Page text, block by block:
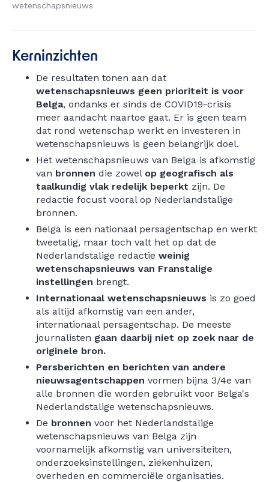
wetenschapsnieuws
Kerninzichten
De resultaten tonen aan dat
wetenschapsnieuws geen prioriteit is voor
Belga, ondanks er sinds de COVID19-crisis
meer aandacht naartoe gaat. Er is geen team
dat rond wetenschap werkt en investeren in
wetenschapsnieuws is geen belangrijk doel.
Het wetenschapsnieuws van Belga is afkomstig
van bronnen die zowel op geografisch als
taalkundig vlak redelijk beperkt zijn. De
redactie focust vooral op Nederlandstalige
bronnen.
Belga is een nationaal persagentschap en werkt
tweetalig, maar toch valt het op dat de
Nederlandstalige redactie weinig
wetenschapsnieuws van Franstalige
instellingen brengt.
Internationaal wetenschapsnieuws is zo goed
als altijd afkomstig van een ander,
internationaal persagentschap. De meeste
journalisten gaan daarbij niet op zoek naar de
originele bron.
Persberichten en berichten van andere
nieuwsagentschappen vormen bijna 3/4e van
alle bronnen die worden gebruikt voor Belga's
Nederlandstalige wetenschapsnieuws.
De bronnen voor het Nederlandstalige
wetenschapsnieuws van Belga zijn
voornamelijk afkomstig van universiteiten,
onderzoeksinstellingen, ziekenhuizen,
overheden en commerciële organisaties.